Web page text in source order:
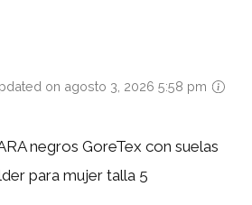
on agosto 3, 2026 5:58 pm
negros GoreTex con suelas
para mujer talla 5